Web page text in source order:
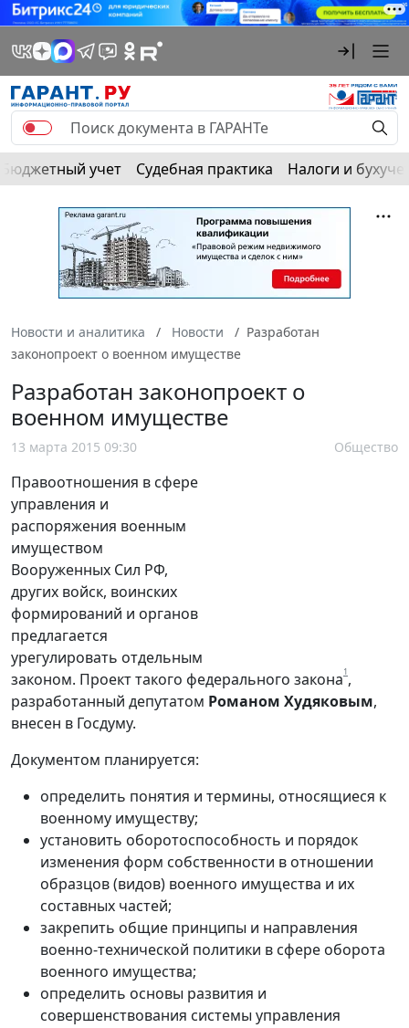
Бюджетный учет Судебная практика Налоги и
Новости и аналитика Новости
Разработан
законопроект о военном имуществе
Разработан законопроект о
военном имуществе
13 марта 2015 09:30 Общество
Правоотношения в сфере
управления и
распоряжения военным
имуществом
Вооруженных Сил РФ,
других войск, воинских
формирований и органов
предлагается
урегулировать отдельным
законом. Проект такого федерального закона1,
разработанный депутатом Романом Худяковым,
внесен в Госдуму.
Документом планируется:
определить понятия и термины, относящиеся к
военному имуществу;
установить оборотоспособность и порядок
изменения форм собственности в отношении
образцов (видов) военного имущества и их
составных частей;
закрепить общие принципы и направления
военно-технической политики в сфере оборота
военного имущества;
определить основы развития и
совершенствования системы управления